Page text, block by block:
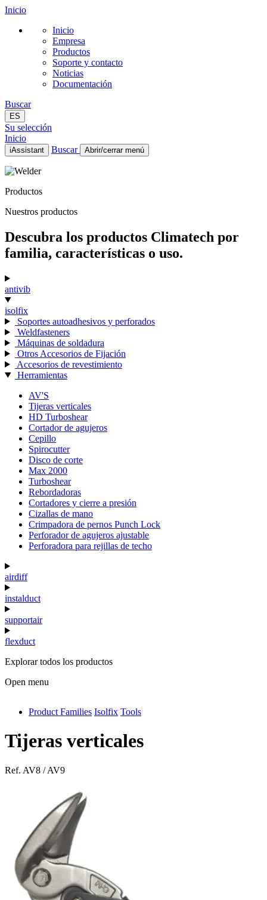
Inicio
Inicio
Empresa
Productos
Soporte y contacto
Noticias
Documentación
Buscar
ES
Su selección
Inicio
iAssistant Buscar Abrir/cerrar menú
Inicio
Productos
Noticias
ES
Productos
Nuestros productos
Descubra los productos Climatech por
familia, características o uso.
antivib
isolfix
Soportes autoadhesivos y perforados
Weldfasteners
Máquinas de soldadura
Otros Accesorios de Fijación
Accesorios de revestimiento
Herramientas
AV'S
Tijeras verticales
HD Turboshear
Cortador de agujeros
Cepillo
Spirocutter
Disco de corte
Max 2000
Turboshear
Rebordadoras
Cortadores y cierre a presión
Cizallas de mano
Crimpadora de pernos Punch Lock
Perforador de agujeros ajustable
Perforadora para rejillas de techo
airdiff
instalduct
supportair
flexduct
Explorar todos los productos
Open menu
antivib
supportair
flexduct
Product Families Isolfix Tools
Tijeras verticales
Ref. AV8 / AV9